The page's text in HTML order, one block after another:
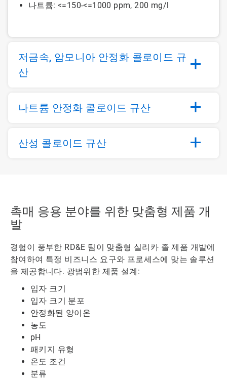
나트륨: <=150-<=1000 ppm, 200 mg/l
저금속, 암모니아 안정화 콜로이드 규
산
나트륨 안정화 콜로이드 규산
산성 콜로이드 규산
촉매 응용 분야를 위한 맞춤형 제품 개
발
경험이 풍부한 RD&E 팀이 맞춤형 실리카 졸 제품 개발에
참여하여 특정 비즈니스 요구와 프로세스에 맞는 솔루션
을 제공합니다. 광범위한 제품 설계:
입자 크기
입자 크기 분포
안정화된 양이온
농도
pH
패키지 유형
온도 조건
분류